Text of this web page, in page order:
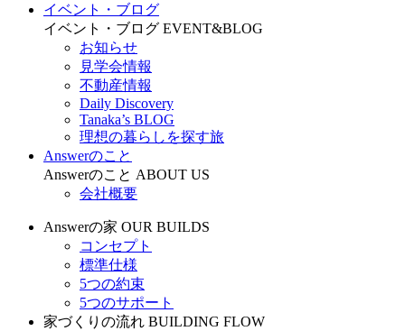
イベント・ブログ
イベント・ブログ EVENT&BLOG
お知らせ
見学会情報
不動産情報
Daily Discovery
Tanaka’s BLOG
理想の暮らしを探す旅
Answerのこと
Answerのこと ABOUT US
会社概要
Answerの家 OUR BUILDS
コンセプト
標準仕様
5つの約束
5つのサポート
家づくりの流れ BUILDING FLOW